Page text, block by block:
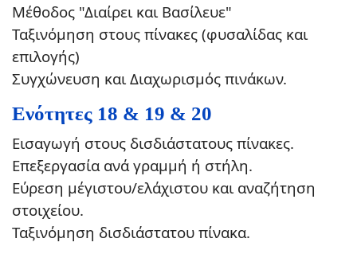
Μέθοδος "Διαίρει και Βασίλευε"
Ταξινόμηση στους πίνακες (φυσαλίδας και
επιλογής)
Συγχώνευση και Διαχωρισμός πινάκων.
Ενότητες 18 & 19 & 20
Εισαγωγή στους δισδιάστατους πίνακες.
Επεξεργασία ανά γραμμή ή στήλη.
Εύρεση μέγιστου/ελάχιστου και αναζήτηση
στοιχείου.
Ταξινόμηση δισδιάστατου πίνακα.